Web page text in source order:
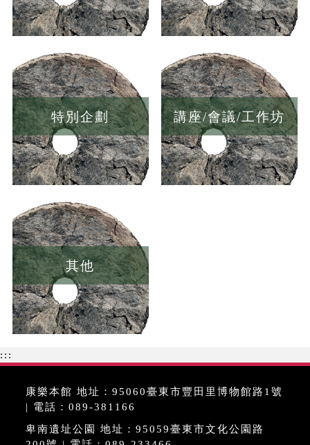
特別企劃 講座/會議/工作坊
其他
:::
康樂本館 地址：95060臺東市豐田里博物館路1號
| 電話：089-381166
卑南遺址公園 地址：95059臺東市文化公園路